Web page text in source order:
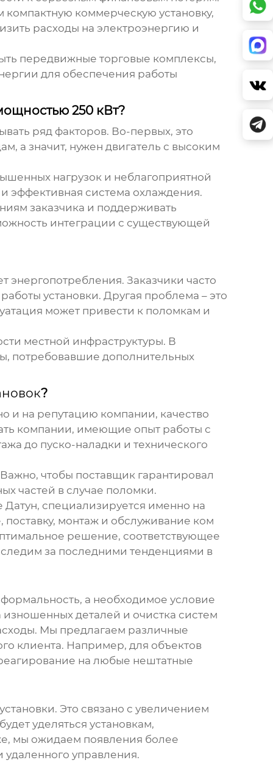
компактную коммерческую установку,
расходы на электроэнергию и
передвижные торговые комплексы,
для обеспечения работы
250 кВт?
ряд факторов. Во-первых, это
а значит, нужен двигатель с высоким
нагрузок и неблагоприятной
эффективная система охлаждения.
заказчика и поддерживать
интеграции с существующей
энергопотребления. Заказчики часто
установки. Другая проблема – это
может привести к поломкам и
местной инфраструктуры. В
потребовавшие дополнительных
?
и на репутацию компании, качество
компании, имеющие опыт работы с
до пуско-наладки и технического
чтобы поставщик гарантировал
частей в случае поломки.
специализируется именно на
монтаж и обслуживание ком
решение, соответствующее
за последними тенденциями в
а необходимое условие
деталей и очистка систем
Мы предлагаем различные
клиента. Например, для объектов
на любые нештатные
. Это связано с увеличением
уделяться установкам,
мы ожидаем появления более
удаленного управления.